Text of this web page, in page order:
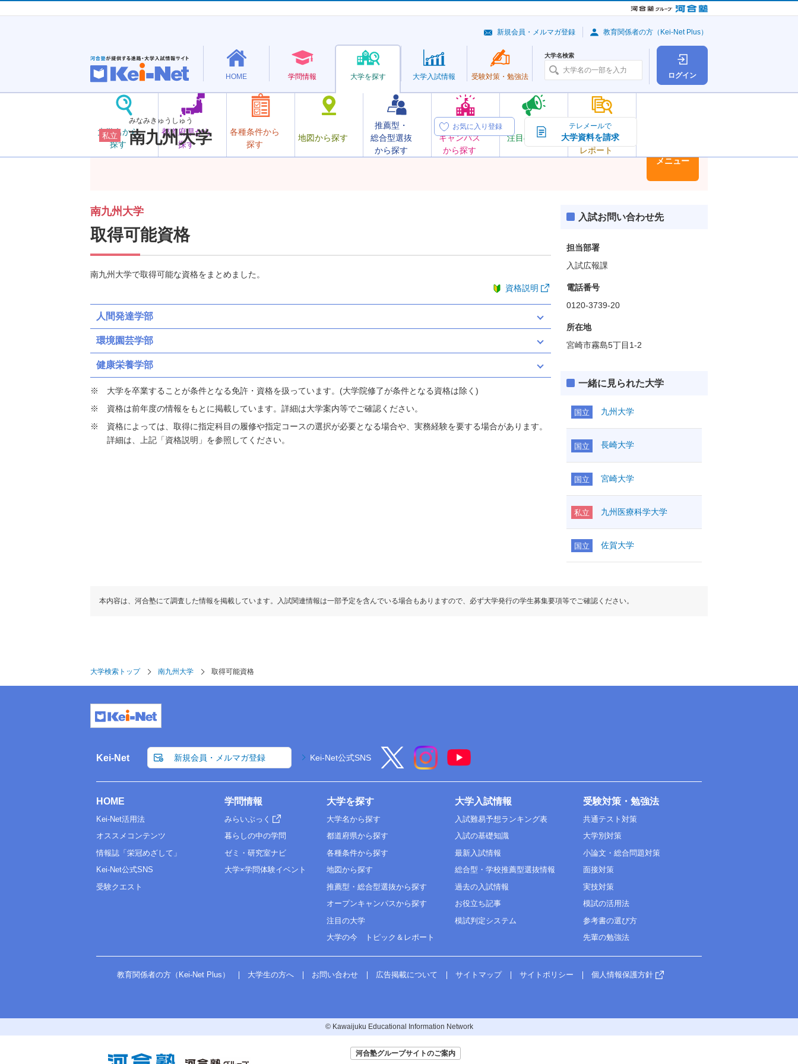
ログイン
HOME 学問情報 大学を探す
大学名から
探す
都道府県から
探す
各種条件から
探す
地図から探す
推薦型・
総合型選抜
から探す
オープン
キャンパス
から探す
注目の大学
大学の今
トピック＆
レポート
大学入試情報 受験対策・ 勉強法
大学名検索
新規会員・メルマガ登録 教育関係者の方（Kei-Net Plus）
私立
みなみきゅうしゅう
南九州大学
お気に入り登録 テレメールで
大学資料を請求
メニュー
南九州大学
取得可能資格
南九州大学で取得可能な資格をまとめました。
資格説明
人間発達学部
環境園芸学部
健康栄養学部
大学を卒業することが条件となる免許・資格を扱っています。(大学院修了が条件となる資格は除く)
資格は前年度の情報をもとに掲載しています。詳細は大学案内等でご確認ください。
資格によっては、取得に指定科目の履修や指定コースの選択が必要となる場合や、実務経験を要する場合があります。
詳細は、上記「資格説明」を参照してください。
入試お問い合わせ先
担当部署
入試広報課
電話番号
0120-3739-20
所在地
宮崎市霧島5丁目1-2
一緒に見られた大学
国立 九州大学
国立 長崎大学
国立 宮崎大学
私立 九州医療科学大学
国立 佐賀大学
本内容は、河合塾にて調査した情報を掲載しています。入試関連情報は一部予定を含んでいる場合もありますので、必ず大学発行の学生募集要項等でご確認ください。
大学検索トップ 南九州大学 取得可能資格
Kei-Net 新規会員・メルマガ登録 Kei-Net公式SNS
HOME
Kei-Net活用法
オススメコンテンツ
情報誌「栄冠めざして」
Kei-Net公式SNS
受験クエスト
学問情報
みらいぶっく
暮らしの中の学問
ゼミ・研究室ナビ
大学×学問体験イベント
大学を探す
大学名から探す
都道府県から探す
各種条件から探す
地図から探す
推薦型・総合型選抜から探す
オープンキャンパスから探す
注目の大学
大学の今 トピック＆レポート
大学入試情報
入試難易予想ランキング表
入試の基礎知識
最新入試情報
総合型・学校推薦型選抜情報
過去の入試情報
お役立ち記事
模試判定システム
受験対策・勉強法
共通テスト対策
大学別対策
小論文・総合問題対策
面接対策
実技対策
模試の活用法
参考書の選び方
先輩の勉強法
教育関係者の方（Kei-Net Plus） 大学生の方へ お問い合わせ 広告掲載について サイトマップ サイトポリシー 個人情報保護方針
© Kawaijuku Educational Information Network
河合塾グループサイトのご案内